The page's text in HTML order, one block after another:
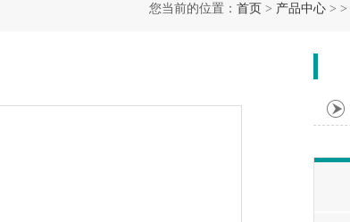
您当前的位置： 首页 > 产品中心 > >